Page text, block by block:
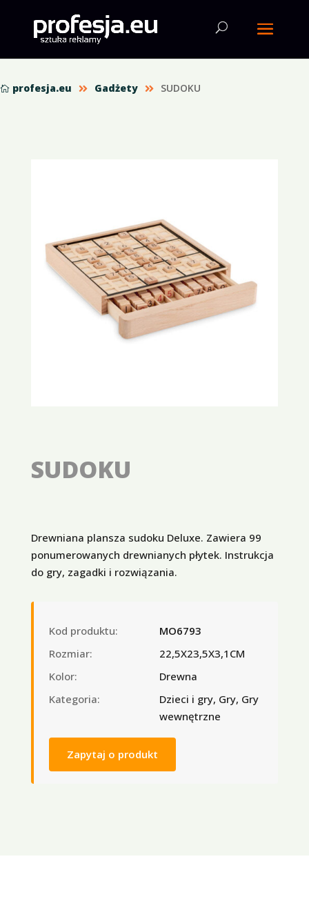
 profesja.eu  Gadżety  SUDOKU
SUDOKU
Drewniana plansza sudoku Deluxe. Zawiera 99
ponumerowanych drewnianych płytek. Instrukcja
do gry, zagadki i rozwiązania.
Kod produktu:
MO6793
Rozmiar:
22,5X23,5X3,1CM
Kolor:
Drewna
Kategoria:
Dzieci i gry, Gry, Gry
wewnętrzne
Zapytaj o produkt